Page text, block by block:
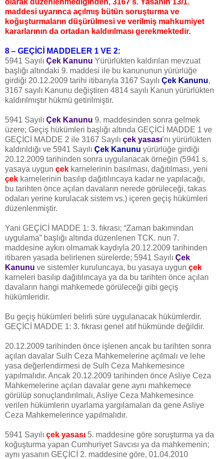
olarak düzenlenmediğinden, 3167 s. Yasanın 13/1.
maddesi uyarınca açılmış bütün soruşturma ve
koğuşturmaların düşürülmesi ve verilmiş mahkumiyet
kararlarının da ortadan kaldırılması gerekmektedir.
8 – GEÇİCİ MADDELER 1 VE 2:
5941 Sayılı Çek Kanunu Yürürlükten kaldırılan mevzuat
başlığı altındaki 9. maddesi ile bu kanununun yürürlüğe
girdiği 20.12.2009 tarihi itibarıyla 3167 Sayılı Çek Kanunu,
3167 sayılı Kanunu değiştiren 4814 sayılı Kanun yürürlükten
kaldırılmıştır hükmü getirilmiştir.
5941 Sayılı Çek Kanunu 9. maddesinden sonra gelmek
üzere; Geçiş hükümleri başlığı altında GEÇİCİ MADDE 1 ve
GEÇİCİ MADDE 2 ile 3167 Sayılı çek yasası’nı yürürlükten
kaldırıldığı ve 5941 Sayılı Çek Kanunu yürürlüğe girdiği
20.12.2009 tarihinden sonra uygulanacak örneğin (5941 s.
yasaya uygun çek karnelerinin basılması, dağıtılması, yeni
çek karnelerinin basılıp dağıtılıncaya kadar ne yapılacağı,
bu tarihten önce açılan davaların nerede görüleceği, takas
odaları yerine kurulacak sistem vs.) içeren geçiş hükümleri
düzenlenmiştir.
Yani GEÇİCİ MADDE 1: 3. fıkrası; “Zaman bakımından
uygulama” başlığı altında düzenlenen TCK. nun 7.
maddesine aykırı olmamak kaydıyla 20.12.2009 tarihinden
itibaren yasada belirlenen sürelerde; 5941 Sayılı Çek
Kanunu ve sistemler kuruluncaya, bu yasaya uygun çek
karneleri basılıp dağıtılıncaya ya da bu tarihten önce açılan
davaların hangi mahkemede görüleceği gibi geçiş
hükümleridir.
Bu geçiş hükümleri belirli süre uygulanacak hükümlerdir.
GEÇİCİ MADDE 1: 3. fıkrası genel atıf hükmünde değildir.
20.12.2009 tarihinden önce işlenen ancak bu tarihten sonra
açılan davalar Sulh Ceza Mahkemelerine açılmalı ve lehe
yasa değerlendirmesi de Sulh Ceza Mahkemesince
yapılmalıdır. Ancak 20.12.2009 tarihinden önce Asliye Ceza
Mahkemelerine açılan davalar gene aynı mahkemece
görülüp sonuçlandırılmalı, Asliye Ceza Mahkemesince
verilen hükümlerin uyarlama yargılamaları da gene Asliye
Ceza Mahkemelerince yapılmalıdır.
5941 Sayılı çek yasası 5. maddesine göre soruşturma ya da
koğuşturma yapan Cumhuriyet Savcısı ya da mahkemenin;
aynı yasanın GEÇİCİ 2. maddesine göre, 01.04.2010